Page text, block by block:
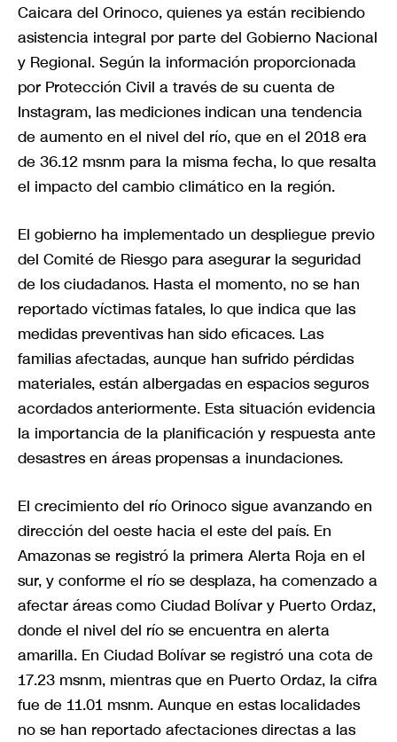
Caicara del Orinoco, quienes ya están recibiendo
asistencia integral por parte del Gobierno Nacional
y Regional. Según la información proporcionada
por Protección Civil a través de su cuenta de
Instagram, las mediciones indican una tendencia
de aumento en el nivel del río, que en el 2018 era
de 36.12 msnm para la misma fecha, lo que resalta
el impacto del cambio climático en la región.
El gobierno ha implementado un despliegue previo
del Comité de Riesgo para asegurar la seguridad
de los ciudadanos. Hasta el momento, no se han
reportado víctimas fatales, lo que indica que las
medidas preventivas han sido eficaces. Las
familias afectadas, aunque han sufrido pérdidas
materiales, están albergadas en espacios seguros
acordados anteriormente. Esta situación evidencia
la importancia de la planificación y respuesta ante
desastres en áreas propensas a inundaciones.
El crecimiento del río Orinoco sigue avanzando en
dirección del oeste hacia el este del país. En
Amazonas se registró la primera Alerta Roja en el
sur, y conforme el río se desplaza, ha comenzado a
afectar áreas como Ciudad Bolívar y Puerto Ordaz,
donde el nivel del río se encuentra en alerta
amarilla. En Ciudad Bolívar se registró una cota de
17.23 msnm, mientras que en Puerto Ordaz, la cifra
fue de 11.01 msnm. Aunque en estas localidades
no se han reportado afectaciones directas a las